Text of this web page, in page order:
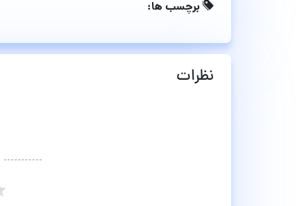
برچسب ها:
نظرات